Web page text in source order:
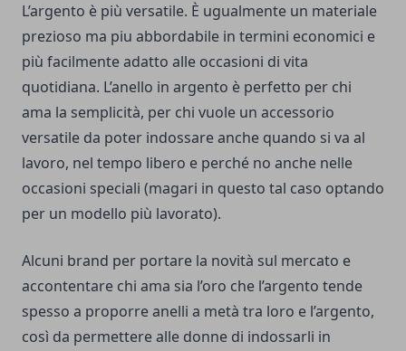
L’argento è più versatile. È ugualmente un materiale
prezioso ma piu abbordabile in termini economici e
più facilmente adatto alle occasioni di vita
quotidiana. L’anello in argento è perfetto per chi
ama la semplicità, per chi vuole un accessorio
versatile da poter indossare anche quando si va al
lavoro, nel tempo libero e perché no anche nelle
occasioni speciali (magari in questo tal caso optando
per un modello più lavorato).
Alcuni brand per portare la novità sul mercato e
accontentare chi ama sia l’oro che l’argento tende
spesso a proporre anelli a metà tra loro e l’argento,
così da permettere alle donne di indossarli in